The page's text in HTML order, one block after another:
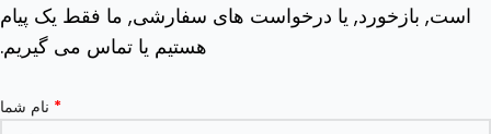
است, بازخورد, یا درخواست های سفارشی, ما فقط یک پیام
هستیم یا تماس می گیریم.
*